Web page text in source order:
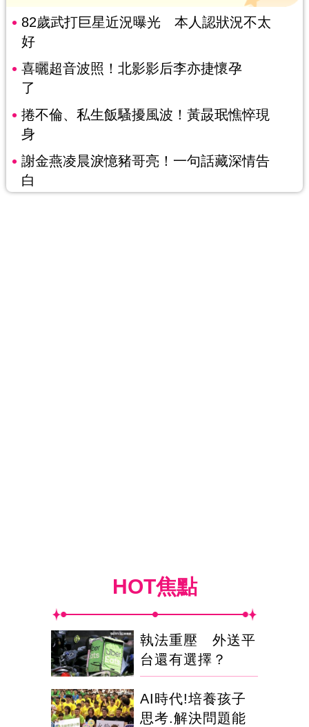
82歲武打巨星近況曝光 本人認狀況不太
好
喜曬超音波照！北影影后李亦捷懷孕
了
捲不倫、私生飯騷擾風波！黃晸珉憔悴現
身
謝金燕凌晨淚憶豬哥亮！一句話藏深情告
白
HOT焦點
執法重壓 外送平
台還有選擇？
AI時代!培養孩子
思考.解決問題能